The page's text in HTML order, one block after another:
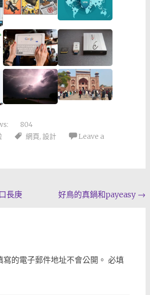
804
網頁, 設計
Leave a
長庚 好鳥的真鍋和payeasy →
的電子郵件地址不會公開。 必填